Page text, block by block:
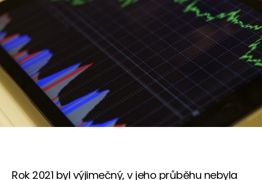
Rok 2021 byl výjimečný, v jeho průběhu nebyla